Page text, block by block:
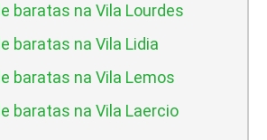
baratas na Vila Lourdes
baratas na Vila Lidia
baratas na Vila Lemos
baratas na Vila Laercio